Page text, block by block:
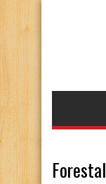
Forestal